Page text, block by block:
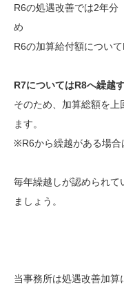
R6の処遇改善では2年分
め
R6の加算給付額につい
R7についてはR8へ繰越
そのため、加算総額を上
ます。
※R6から繰越がある場合
毎年繰越しが認められて
ましょう。
当事務所は処遇改善加算